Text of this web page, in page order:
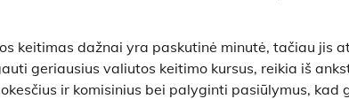
keitimas dažnai yra paskutinė minutė, tačiau jis
geriausius valiutos keitimo kursus, reikia iš
ir komisinius bei palyginti pasiūlymus, kad